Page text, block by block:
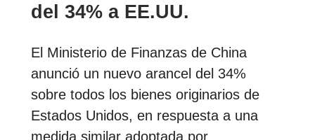
del 34% a EE.UU.
El Ministerio de Finanzas de China
anunció un nuevo arancel del 34%
sobre todos los bienes originarios de
Estados Unidos, en respuesta a una
medida similar adoptada por